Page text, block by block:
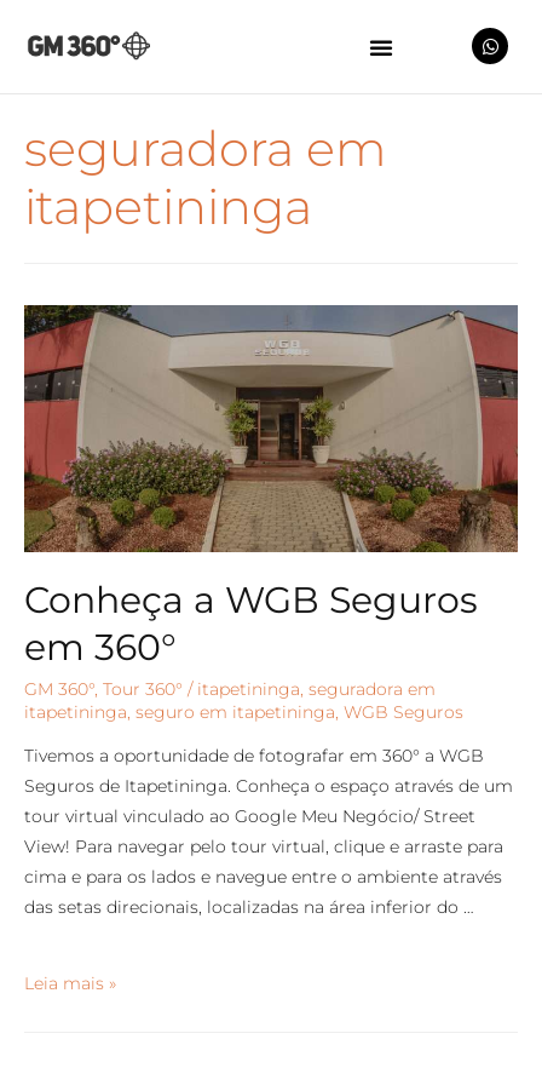
seguradora em
itapetininga
Conheça a WGB Seguros
em 360°
GM 360°, Tour 360° / itapetininga, seguradora em
itapetininga, seguro em itapetininga, WGB Seguros
Tivemos a oportunidade de fotografar em 360° a WGB
Seguros de Itapetininga. Conheça o espaço através de um
tour virtual vinculado ao Google Meu Negócio/ Street
View! Para navegar pelo tour virtual, clique e arraste para
cima e para os lados e navegue entre o ambiente através
das setas direcionais, localizadas na área inferior do …
Leia mais »